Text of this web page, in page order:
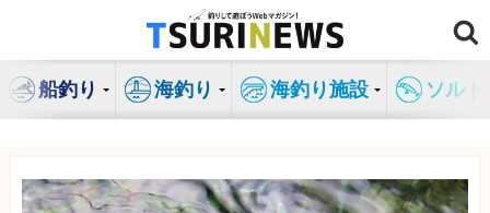
ン
船釣り 海釣り 海釣り施設 ソル